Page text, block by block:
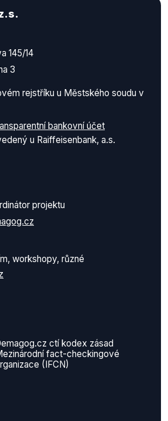
145/14
3
rejstříku u Městského soudu v
bankovní účet
u Raiffeisenbank, a.s.
projektu
workshopy, různé
ctí kodex zásad
fact-checkingové
(IFCN)